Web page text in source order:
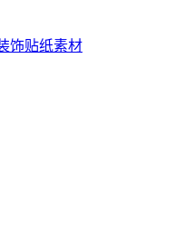
饰贴纸素材